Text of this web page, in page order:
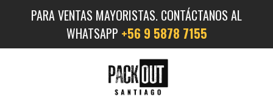
PARA VENTAS MAYORISTAS. CONTÁCTANOS AL
WHATSAPP +56 9 5878 7155